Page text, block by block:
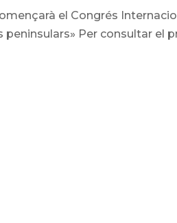
el Congrés
Per consultar el